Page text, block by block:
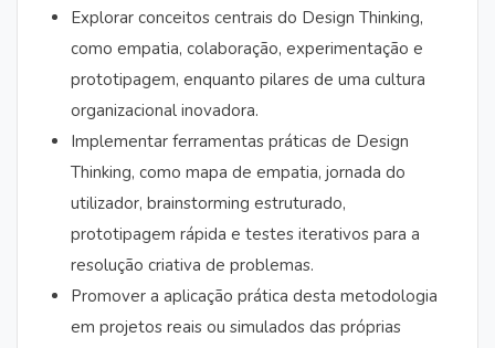
Explorar conceitos centrais do Design Thinking,
como empatia, colaboração, experimentação e
prototipagem, enquanto pilares de uma cultura
organizacional inovadora.
Implementar ferramentas práticas de Design
Thinking, como mapa de empatia, jornada do
utilizador, brainstorming estruturado,
prototipagem rápida e testes iterativos para a
resolução criativa de problemas.
Promover a aplicação prática desta metodologia
em projetos reais ou simulados das próprias